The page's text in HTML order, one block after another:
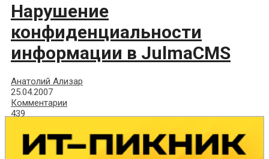
Нарушение
конфиденциальности
информации в JulmaCMS
Анатолий Ализар
25.04.2007
Комментарии
439